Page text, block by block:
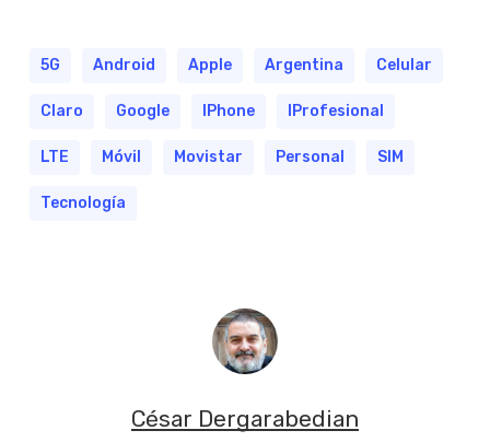
5G Android Apple Argentina Celular
Claro Google IPhone IProfesional
LTE Móvil Movistar Personal SIM
Tecnología
César Dergarabedian